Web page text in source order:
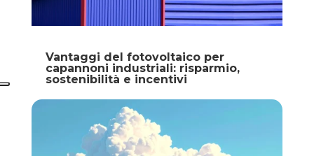
Vantaggi del fotovoltaico per
capannoni industriali: risparmio,
sostenibilità e incentivi